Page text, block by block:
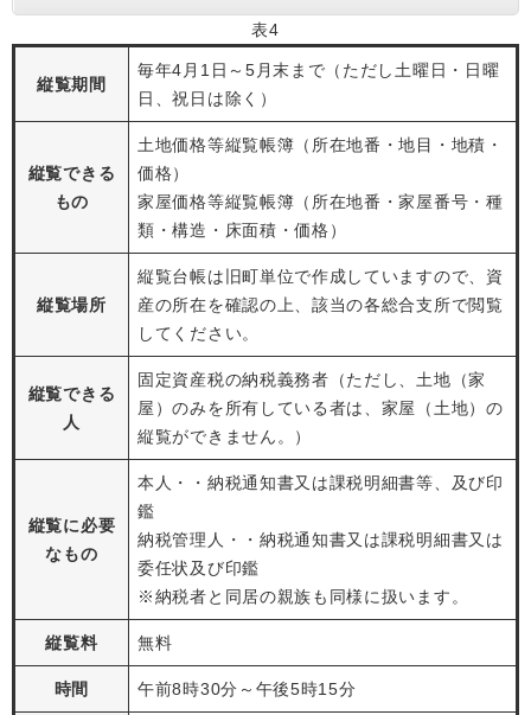
表4
縦覧期間
毎年4月1日～5月末まで（ただし土曜日・日曜
日、祝日は除く）
縦覧できる
もの
土地価格等縦覧帳簿（所在地番・地目・地積・
価格）
家屋価格等縦覧帳簿（所在地番・家屋番号・種
類・構造・床面積・価格）
縦覧場所
縦覧台帳は旧町単位で作成していますので、資
産の所在を確認の上、該当の各総合支所で閲覧
してください。
縦覧できる
人
固定資産税の納税義務者（ただし、土地（家
屋）のみを所有している者は、家屋（土地）の
縦覧ができません。）
縦覧に必要
なもの
本人・・納税通知書又は課税明細書等、及び印
鑑
納税管理人・・納税通知書又は課税明細書又は
委任状及び印鑑
※納税者と同居の親族も同様に扱います。
縦覧料 無料
時間 午前8時30分～午後5時15分